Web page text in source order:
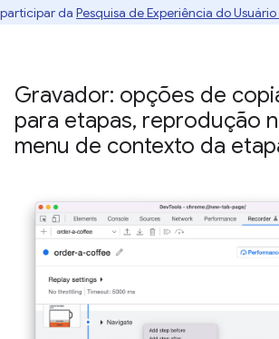
participar da Pesquisa de Experiência do
Gravador: opções de
para etapas, reprodução
menu de contexto da